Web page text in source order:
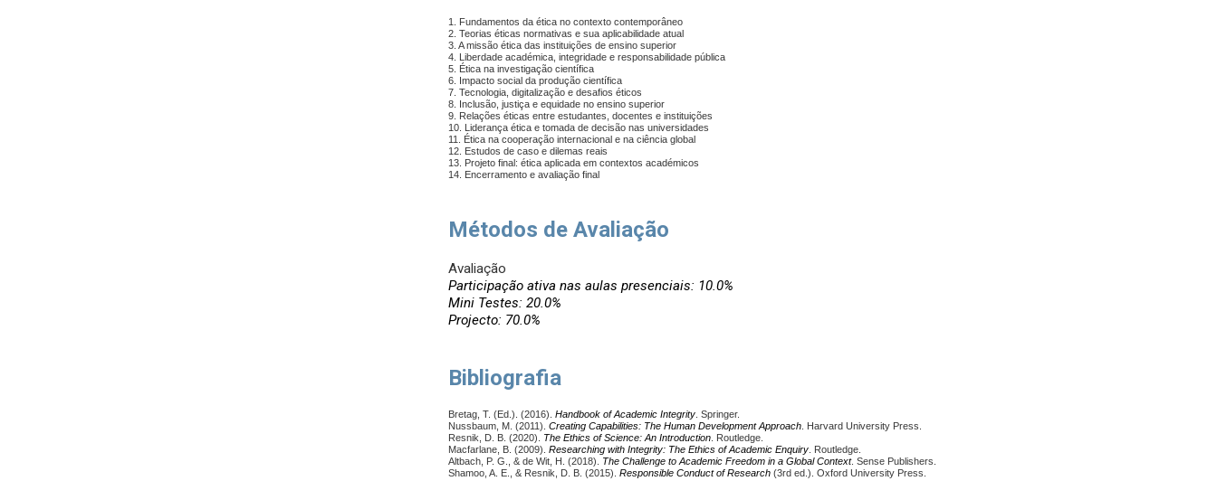
1. Fundamentos da ética no contexto contemporâneo
2. Teorias éticas normativas e sua aplicabilidade atual
3. A missão ética das instituições de ensino superior
4. Liberdade académica, integridade e responsabilidade pública
5. Ética na investigação científica
6. Impacto social da produção científica
7. Tecnologia, digitalização e desafios éticos
8. Inclusão, justiça e equidade no ensino superior
9. Relações éticas entre estudantes, docentes e instituições
10. Liderança ética e tomada de decisão nas universidades
11. Ética na cooperação internacional e na ciência global
12. Estudos de caso e dilemas reais
13. Projeto final: ética aplicada em contextos académicos
14. Encerramento e avaliação final
Métodos de Avaliação
Avaliação
Participação ativa nas aulas presenciais: 10.0%
Mini Testes: 20.0%
Projecto: 70.0%
Bibliografia
Bretag, T. (Ed.). (2016).Handbook of Academic Integrity. Springer.
Nussbaum, M. (2011).Creating Capabilities: The Human Development Approach. Harvard University Press.
Resnik, D. B. (2020). The Ethics of Science: An Introduction. Routledge.
Macfarlane, B. (2009).Researching with Integrity: The Ethics of Academic Enquiry. Routledge.
Altbach, P. G., & de Wit, H. (2018). The Challenge to Academic Freedom in a Global Context. Sense Publishers.
Shamoo, A. E., & Resnik, D. B. (2015).Responsible Conduct of Research (3rd ed.).Oxford University Press.